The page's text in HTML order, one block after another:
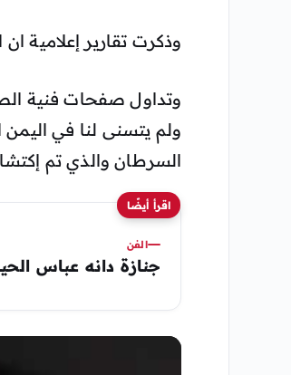
وذكرت تقارير إعلامية
وتداول صفحات فنية
ولم يتسنى لنا في
السرطان والذي تم
اقرأ أيضًا
الفن
جنازة دانه عباس